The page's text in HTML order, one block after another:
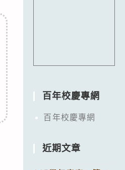
百年校慶專網
百年校慶專網
近期文章